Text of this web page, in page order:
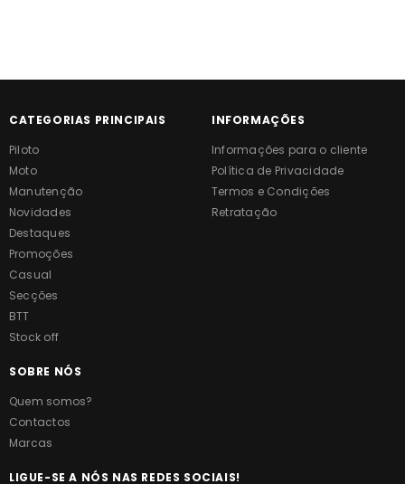
CATEGORIAS PRINCIPAIS
Piloto
Moto
Manutenção
Novidades
Destaques
Promoções
Casual
Secções
BTT
Stock off
INFORMAÇÕES
Informações para o cliente
Política de Privacidade
Termos e Condições
Retratação
SOBRE NÓS
Quem somos?
Contactos
Marcas
LIGUE-SE A NÓS NAS REDES SOCIAIS!